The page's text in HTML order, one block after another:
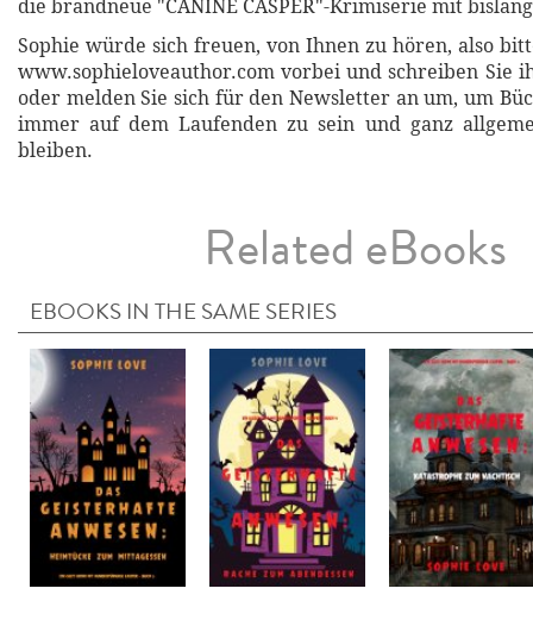
die brandneue "CANINE CASPER"-Krimiserie mit
Sophie würde sich freuen, von Ihnen zu hören, also
www.sophieloveauthor.com vorbei und schreiben Sie
oder melden Sie sich für den Newsletter an um, um
immer auf dem Laufenden zu sein und ganz
bleiben.
Related eBooks
EBOOKS IN THE SAME SERIES